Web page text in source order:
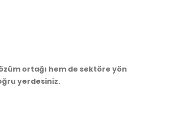
ortağı hem de sektöre yön
yerdesiniz.